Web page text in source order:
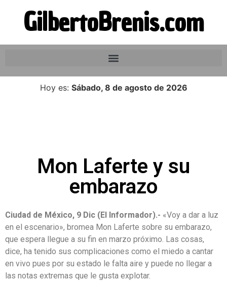
GilbertoBrenis.com
Hoy es: Sábado, 8 de agosto de 2026
Mon Laferte y su
embarazo
Ciudad de México, 9 Dic (El Informador).- «Voy a dar a luz
en el escenario», bromea Mon Laferte sobre su embarazo,
que espera llegue a su fin en marzo próximo. Las cosas,
dice, ha tenido sus complicaciones como el miedo a cantar
en vivo pues por su estado le falta aire y puede no llegar a
las notas extremas que le gusta explotar.